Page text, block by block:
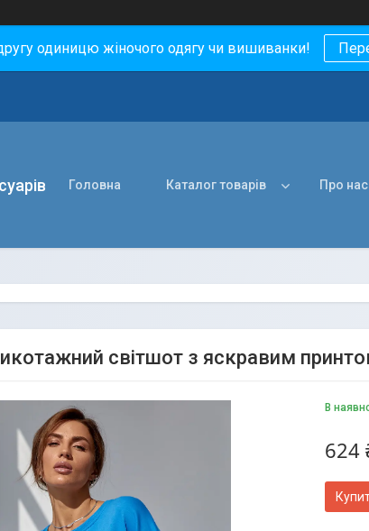
одиницю жіночого одягу чи вишиванки!
Головна Каталог товарів Про нас
світшот з яскравим
В
624